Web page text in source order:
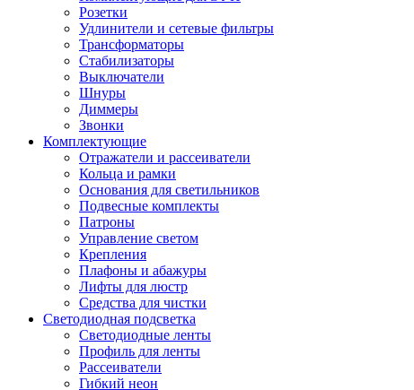
Розетки
Удлинители и сетевые фильтры
Трансформаторы
Стабилизаторы
Выключатели
Шнуры
Диммеры
Звонки
Комплектующие
Отражатели и рассеиватели
Кольца и рамки
Основания для светильников
Подвесные комплекты
Патроны
Управление светом
Крепления
Плафоны и абажуры
Лифты для люстр
Средства для чистки
Светодиодная подсветка
Светодиодные ленты
Профиль для ленты
Рассеиватели
Гибкий неон